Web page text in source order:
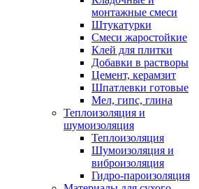
монтажные смеси
Штукатурки
Смеси жаростойкие
Клей для плитки
Добавки в растворы
Цемент, керамзит
Шпатлевки готовые
Мел, гипс, глина
Теплоизоляция и
шумоизоляция
Теплоизоляция
Шумоизоляция и
виброизоляция
Гидро-пароизоляция